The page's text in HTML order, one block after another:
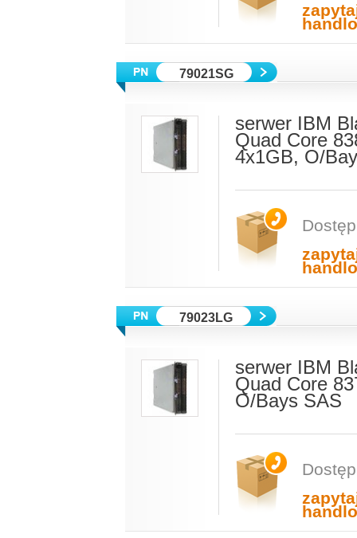
79021SG
serwer IBM
Quad Core
4x1GB, O/
79023LG
serwer IBM
Quad Core
O/Bays SAS